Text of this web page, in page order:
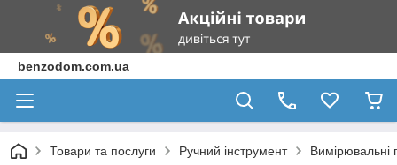
benzodom.com.ua
Товари та послуги Ручний інструмент Вимірювальні